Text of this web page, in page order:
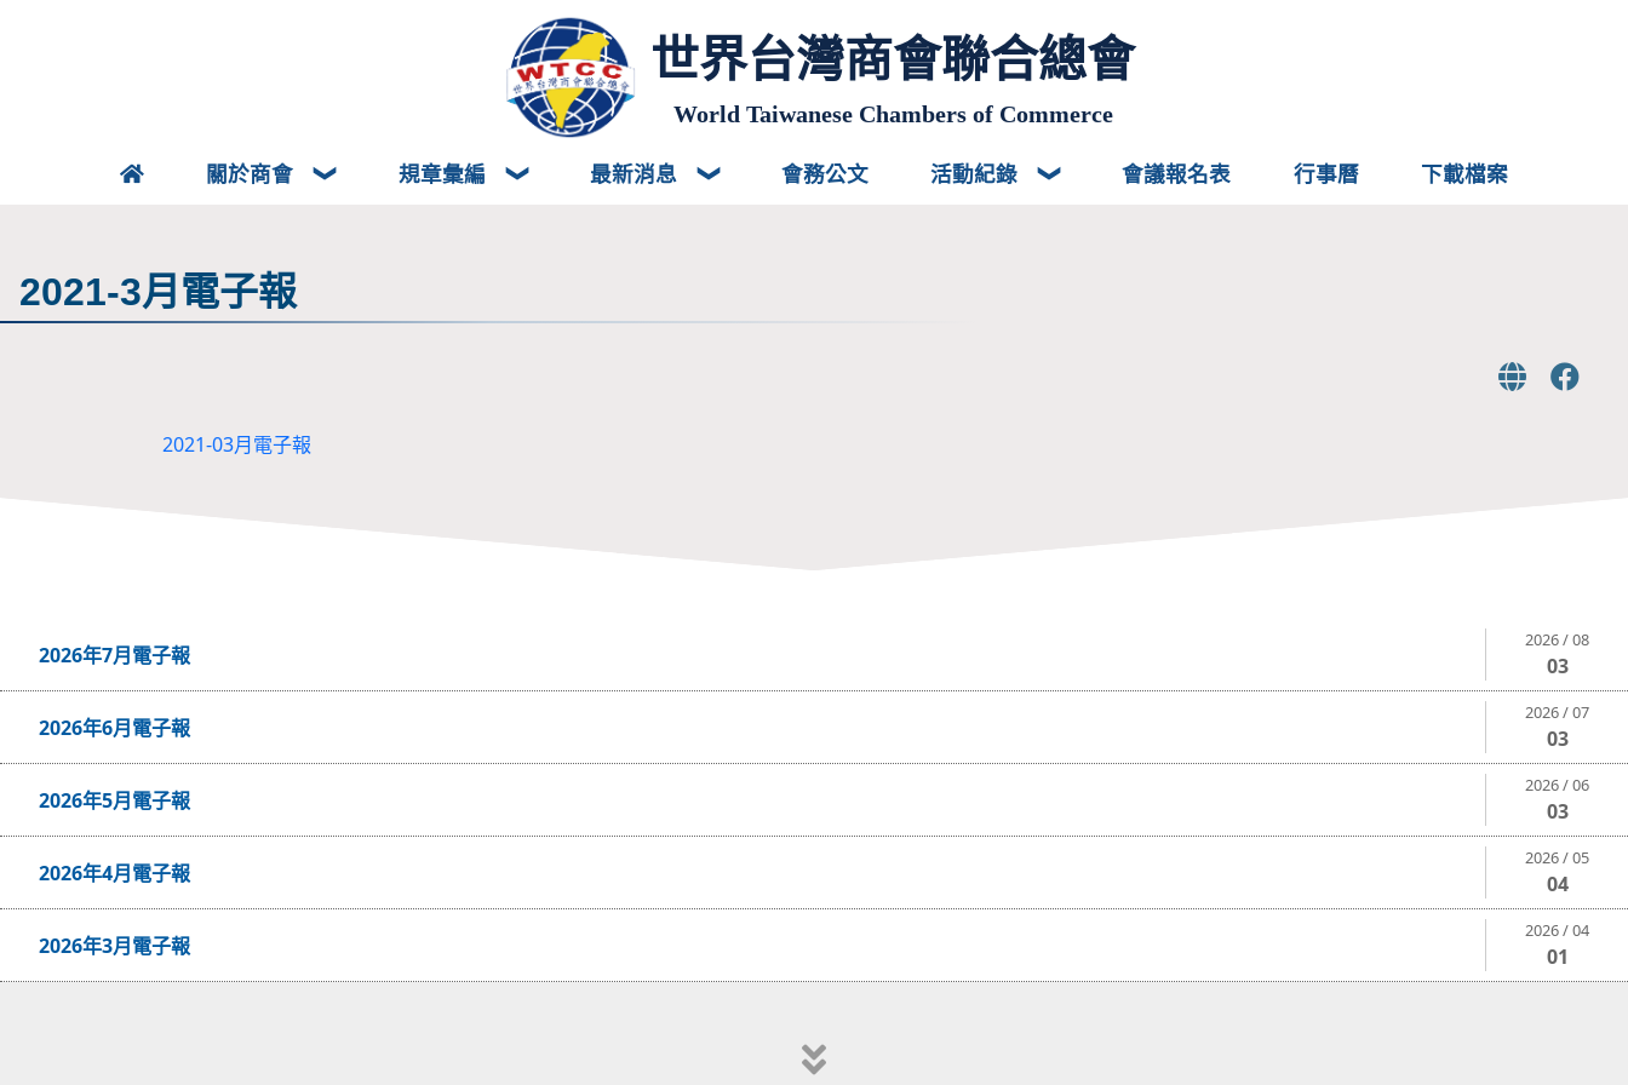
世界台灣商會聯合總會
World Taiwanese Chambers of Commerce
關於商會 規章彙編 最新消息 會務公文 活動紀錄 會議報名表 行事曆 下載檔案
2021-3月電子報
2021-03月電子報
2026年7月電子報
2026 / 08
03
2026年6月電子報
2026 / 07
03
2026年5月電子報
2026 / 06
03
2026年4月電子報
2026 / 05
04
2026年3月電子報
2026 / 04
01